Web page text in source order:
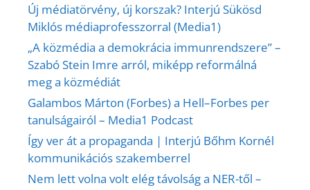
Új médiatörvény, új korszak? Interjú Sükösd
Miklós médiaprofesszorral (Media1)
„A közmédia a demokrácia immunrendszere” –
Szabó Stein Imre arról, miképp reformálná
meg a közmédiát
Galambos Márton (Forbes) a Hell–Forbes per
tanulságairól – Media1 Podcast
Így ver át a propaganda | Interjú Bőhm Kornél
kommunikációs szakemberrel
Nem lett volna volt elég távolság a NER-től –